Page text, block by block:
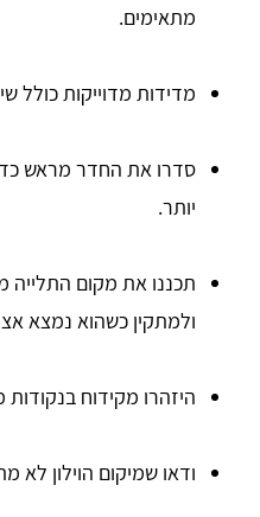
מתאימים.
מדידות מדוייקות כולל
סדרו את החדר מראש כדי
יותר.
תכננו את מקום התלייה
ולמתקין כשהוא נמצא
היזהרו מקידוח
ודאו שמיקום הוילון לא